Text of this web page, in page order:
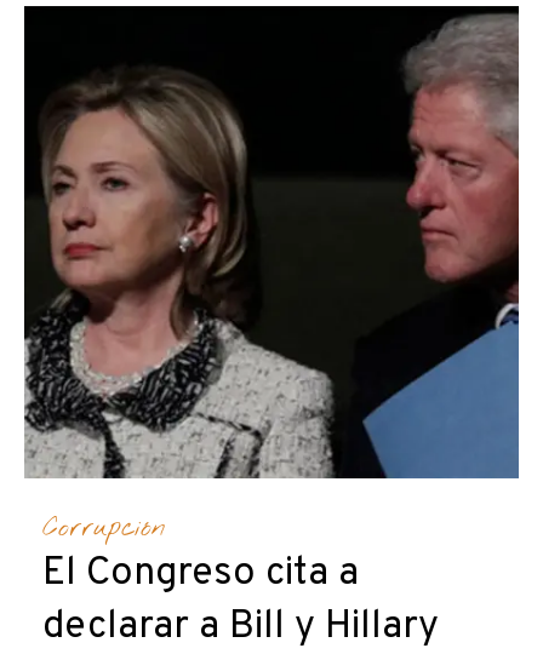
Corrupción
El Congreso cita a
declarar a Bill y Hillary